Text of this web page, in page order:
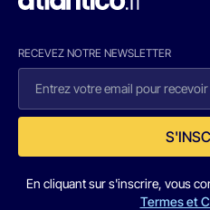
RECEVEZ NOTRE NEWSLETTER
En cliquant sur s'inscrire, vous
Termes et